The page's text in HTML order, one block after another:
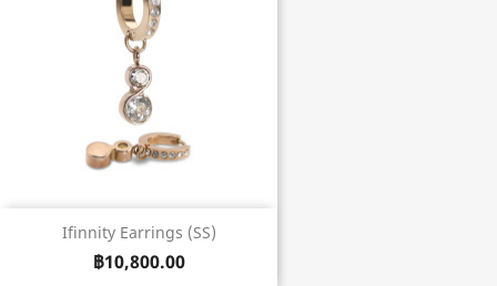
Ifinnity Earrings (SS)
฿10,800.00